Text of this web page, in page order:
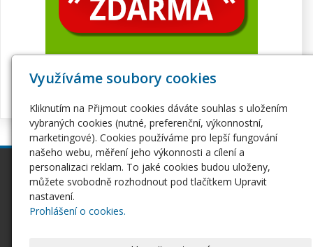
inPage
Webové stránky
Pro začátečníky
Seznámení s inPage
Webhosting
Hosting
Využíváme soubory cookies
Kliknutím na Přijmout cookies dáváte souhlas s uložením
vybraných cookies (nutné, preferenční, výkonnostní,
marketingové). Cookies používáme pro lepší fungování
našeho webu, měření jeho výkonnosti a cílení a
personalizaci reklam. To jaké cookies budou uloženy,
můžete svobodně rozhodnout pod tlačítkem Upravit
nastavení.
Prohlášení o cookies.